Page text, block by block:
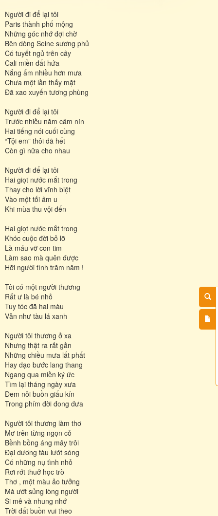
Người đi để lại tôi
Paris thành phố mộng
Những góc nhớ đợi chờ
Bên dòng Seine sương phủ
Có tuyết ngủ trên cây
Cali miền đất hứa
Nắng ấm nhiều hơn mưa
Chưa một lần thấy mặt
Đã xao xuyến tương phùng
Người đi để lại tôi
Trước nhiều năm câm nín
Hai tiếng nói cuối cùng
“Tội em” thôi đã hết
Còn gì nữa cho nhau
Người đi để lại tôi
Hai giọt nước mắt trong
Thay cho lời vĩnh biệt
Vào một tối âm u
Khi mùa thu vội đến
Hai giọt nước mắt trong
Khóc cuộc đời bỏ lỡ
Là máu vỡ con tim
Làm sao mà quên được
Hỡi người tình trăm năm !
Tôi có một người thương
Rất ư là bé nhỏ
Tuy tóc đã hai màu
Vẫn như tàu lá xanh
Người tôi thương ở xa
Nhưng thật ra rất gần
Những chiều mưa lất phất
Hay dạo bước lang thang
Ngang qua miền ký ức
Tìm lại tháng ngày xưa
Đem nỗi buồn giấu kín
Trong phím đời đong đưa
Người tôi thương làm thơ
Mơ trên từng ngọn cỏ
Bềnh bồng áng mây trôi
Đại dương tàu lướt sóng
Có những nụ tình nhỏ
Rơi rớt thuở học trò
Thơ , một màu ảo tưởng
Mà ướt sủng lòng người
Si mê và nhung nhớ
Trời đất buồn vui theo